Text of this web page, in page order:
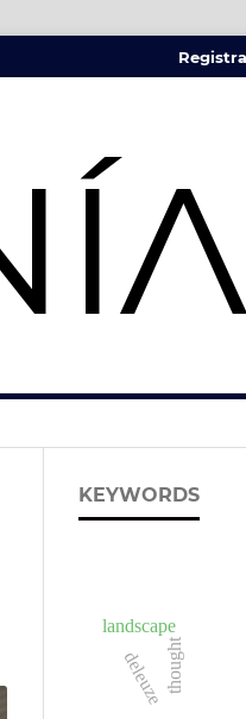
KEYWORDS
deleuze
landscape
thought